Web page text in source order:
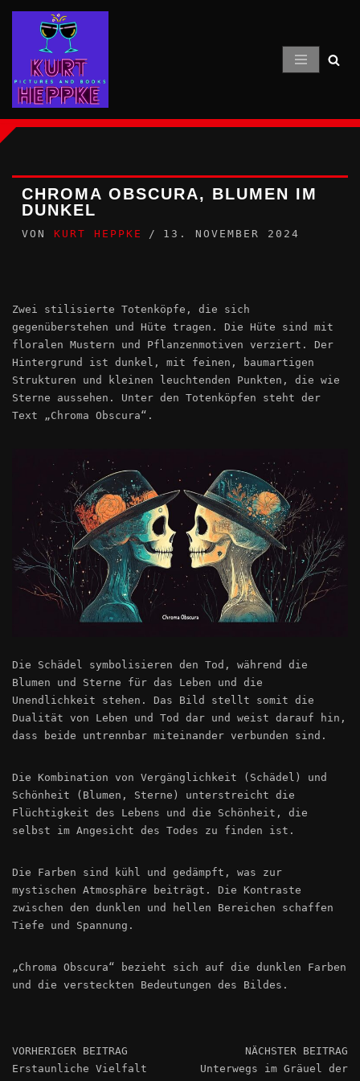
Inhalt
springen
CHROMA OBSCURA, BLUMEN IM
DUNKEL
VON KURT HEPPKE 13. NOVEMBER 2024
Zwei stilisierte Totenköpfe, die sich
gegenüberstehen und Hüte tragen. Die Hüte sind mit
floralen Mustern und Pflanzenmotiven verziert. Der
Hintergrund ist dunkel, mit feinen, baumartigen
Strukturen und kleinen leuchtenden Punkten, die wie
Sterne aussehen. Unter den Totenköpfen steht der
Text „Chroma Obscura“.
Die Schädel symbolisieren den Tod, während die
Blumen und Sterne für das Leben und die
Unendlichkeit stehen. Das Bild stellt somit die
Dualität von Leben und Tod dar und weist darauf hin,
dass beide untrennbar miteinander verbunden sind.
Die Kombination von Vergänglichkeit (Schädel) und
Schönheit (Blumen, Sterne) unterstreicht die
Flüchtigkeit des Lebens und die Schönheit, die
selbst im Angesicht des Todes zu finden ist.
Die Farben sind kühl und gedämpft, was zur
mystischen Atmosphäre beiträgt. Die Kontraste
zwischen den dunklen und hellen Bereichen schaffen
Tiefe und Spannung.
„Chroma Obscura“ bezieht sich auf die dunklen Farben
und die versteckten Bedeutungen des Bildes.
VORHERIGER BEITRAG
Erstaunliche Vielfalt
NÄCHSTER BEITRAG
Unterwegs im Gräuel der